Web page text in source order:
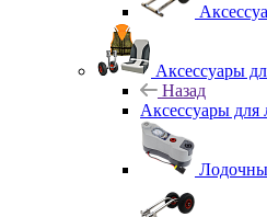
Аксессуары
Назад
Аксессуары